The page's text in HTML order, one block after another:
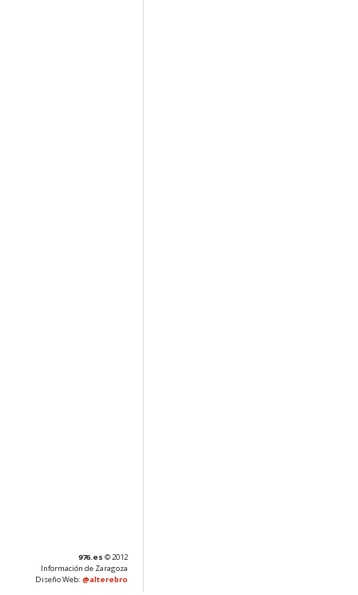
976.es © 2012
Información de Zaragoza
Diseño Web: @alterebro